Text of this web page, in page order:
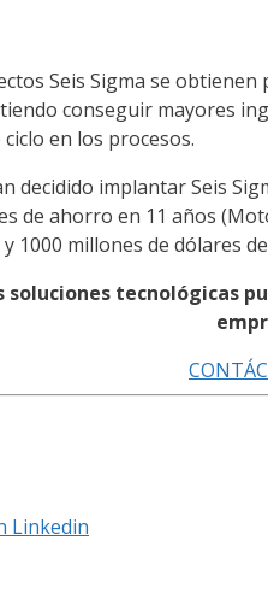
Seis Sigma se
conseguir mayores
en los procesos.
decidido implantar Seis
de ahorro en 11 años
1000 millones de dólares
tecnológicas
Linkedin